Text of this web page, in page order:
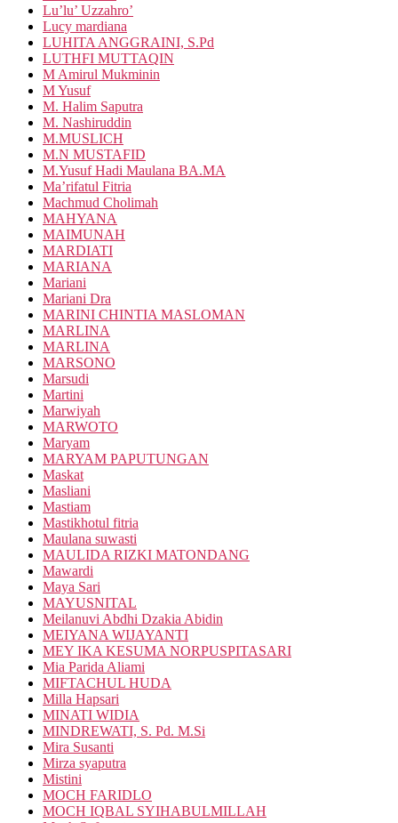
Lu’lu’ Uzzahro’
Lucy mardiana
LUHITA ANGGRAINI, S.Pd
LUTHFI MUTTAQIN
M Amirul Mukminin
M Yusuf
M. Halim Saputra
M. Nashiruddin
M.MUSLICH
M.N MUSTAFID
M.Yusuf Hadi Maulana BA.MA
Ma’rifatul Fitria
Machmud Cholimah
MAHYANA
MAIMUNAH
MARDIATI
MARIANA
Mariani
Mariani Dra
MARINI CHINTIA MASLOMAN
MARLINA
MARLINA
MARSONO
Marsudi
Martini
Marwiyah
MARWOTO
Maryam
MARYAM PAPUTUNGAN
Maskat
Masliani
Mastiam
Mastikhotul fitria
Maulana suwasti
MAULIDA RIZKI MATONDANG
Mawardi
Maya Sari
MAYUSNITAL
Meilanuvi Abdhi Dzakia Abidin
MEIYANA WIJAYANTI
MEY IKA KESUMA NORPUSPITASARI
Mia Parida Aliami
MIFTACHUL HUDA
Milla Hapsari
MINATI WIDIA
MINDREWATI, S. Pd. M.Si
Mira Susanti
Mirza syaputra
Mistini
MOCH FARIDLO
MOCH IQBAL SYIHABULMILLAH